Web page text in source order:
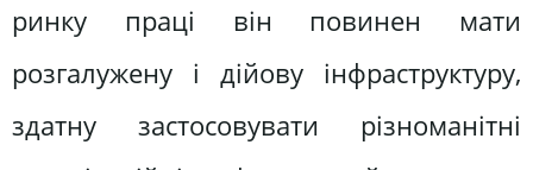
ринку праці він повинен мати
розгалужену і дійову інфраструктуру,
здатну застосовувати різноманітні